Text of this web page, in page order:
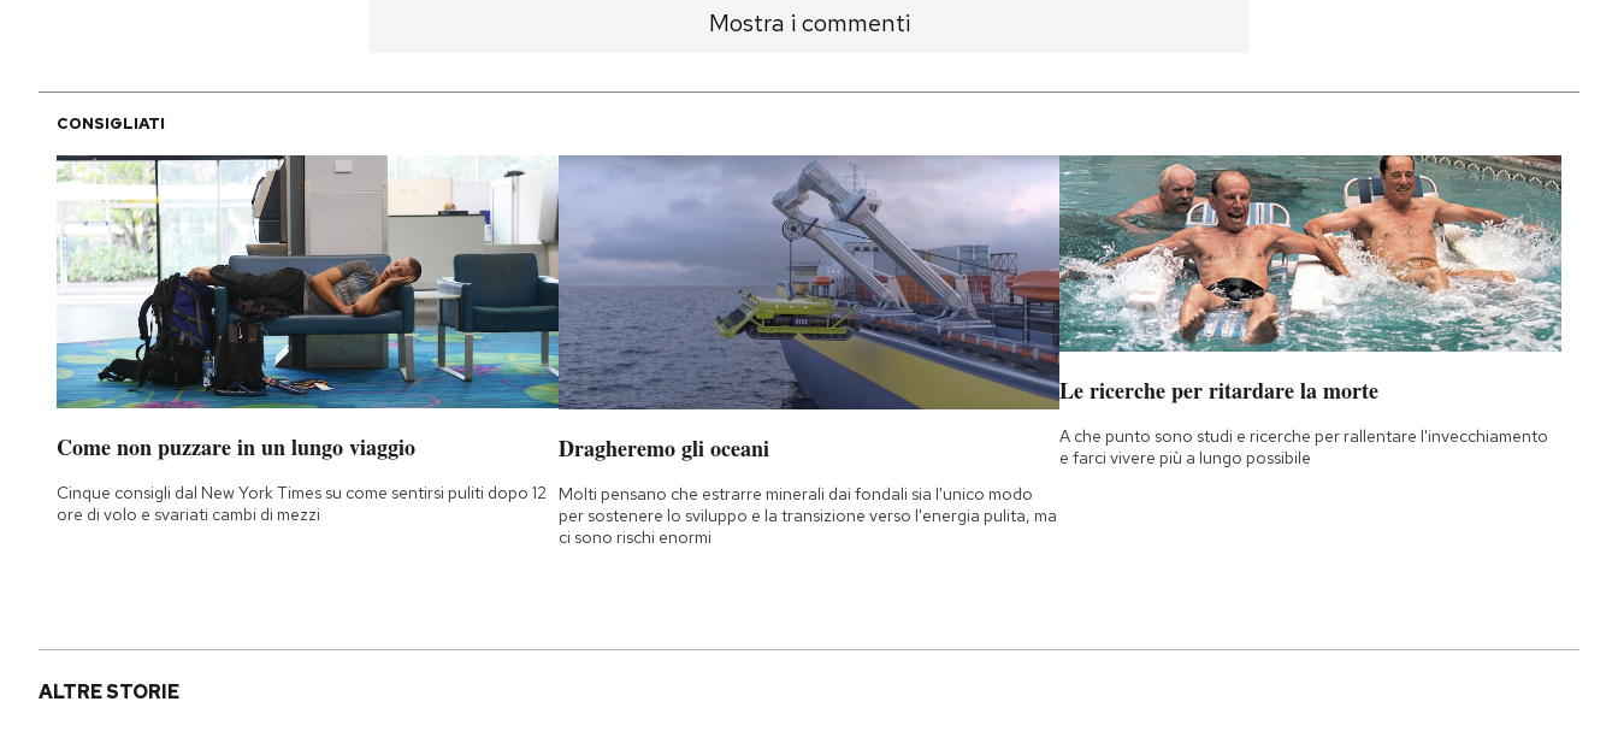
Mostra i commenti
CONSIGLIATI
Come non puzzare in un lungo viaggio
Cinque consigli dal New York Times su come sentirsi puliti dopo 12
ore di volo e svariati cambi di mezzi
Dragheremo gli oceani
Molti pensano che estrarre minerali dai fondali sia l'unico modo
per sostenere lo sviluppo e la transizione verso l'energia pulita, ma
ci sono rischi enormi
Le ricerche per ritardare la morte
A che punto sono studi e ricerche per rallentare l'invecchiamento
e farci vivere più a lungo possibile
ALTRE STORIE